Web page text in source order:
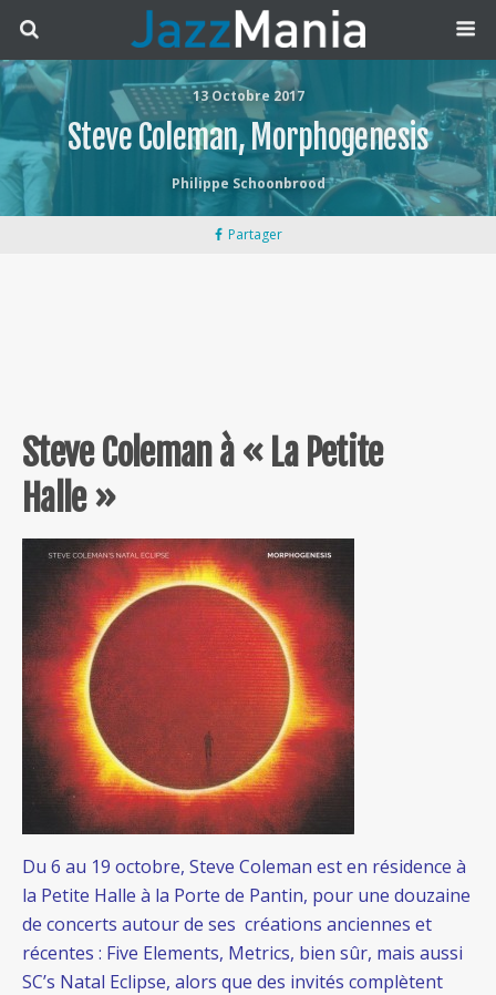
13 Octobre 2017
Steve Coleman, Morphogenesis
Philippe Schoonbrood
Partager
Steve Coleman à « La Petite
Halle »
Du 6 au 19 octobre, Steve Coleman est en résidence à
la Petite Halle à la Porte de Pantin, pour une douzaine
de concerts autour de ses créations anciennes et
récentes : Five Elements, Metrics, bien sûr, mais aussi
SC’s Natal Eclipse, alors que des invités complètent